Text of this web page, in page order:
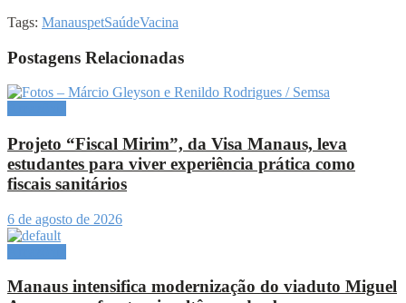
Tags: ManauspetSaúdeVacina
Postagens Relacionadas
Projeto “Fiscal Mirim”, da Visa Manaus, leva
estudantes para viver experiência prática como
fiscais sanitários
6 de agosto de 2026
Manaus intensifica modernização do viaduto Miguel